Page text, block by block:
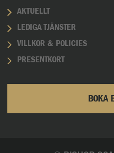
AKTUELLT
LEDIGA TJÄNSTER
VILLKOR & POLICIES
PRESENTKORT
BOKA